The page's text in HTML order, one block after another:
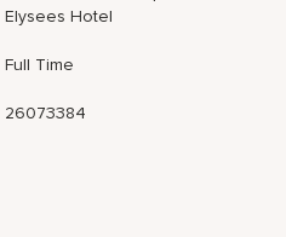
Elysees Hotel
Full Time
26073384